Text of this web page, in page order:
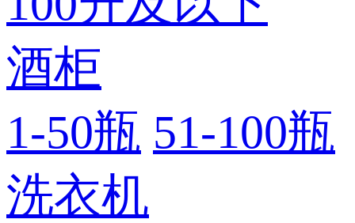
酒柜
1-50瓶 51-100瓶
洗衣机